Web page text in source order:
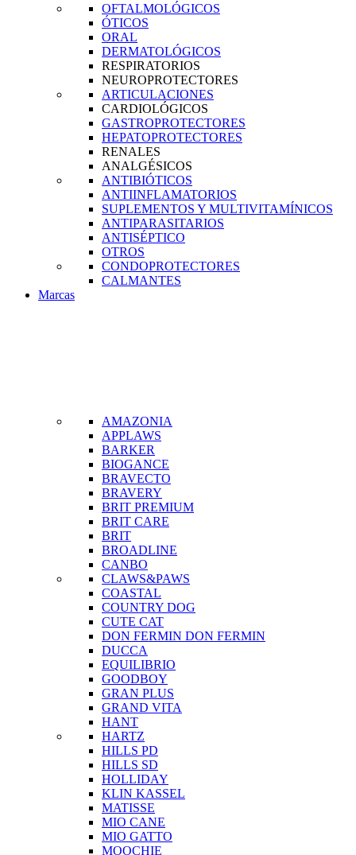
OFTALMOLÓGICOS
ÓTICOS
ORAL
DERMATOLÓGICOS
RESPIRATORIOS
NEUROPROTECTORES
ARTICULACIONES
CARDIOLÓGICOS
GASTROPROTECTORES
HEPATOPROTECTORES
RENALES
ANALGÉSICOS
ANTIBIÓTICOS
ANTIINFLAMATORIOS
SUPLEMENTOS Y MULTIVITAMÍNICOS
ANTIPARASITARIOS
ANTISÉPTICO
OTROS
CONDOPROTECTORES
CALMANTES
Marcas
AMAZONIA
APPLAWS
BARKER
BIOGANCE
BRAVECTO
BRAVERY
BRIT PREMIUM
BRIT CARE
BRIT
BROADLINE
CANBO
CLAWS&PAWS
COASTAL
COUNTRY DOG
CUTE CAT
DON FERMIN DON FERMIN
DUCCA
EQUILIBRIO
GOODBOY
GRAN PLUS
GRAND VITA
HANT
HARTZ
HILLS PD
HILLS SD
HOLLIDAY
KLIN KASSEL
MATISSE
MIO CANE
MIO GATTO
MOOCHIE